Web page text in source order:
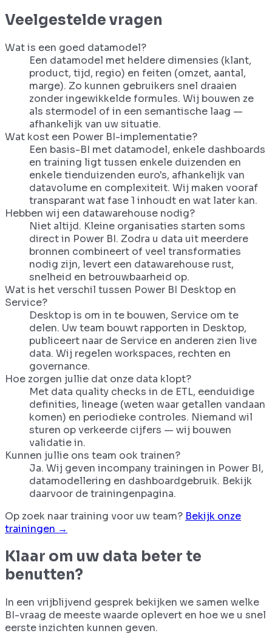
Veelgestelde vragen
Wat is een goed datamodel?
Een datamodel met heldere dimensies (klant,
product, tijd, regio) en feiten (omzet, aantal,
marge). Zo kunnen gebruikers snel draaien
zonder ingewikkelde formules. Wij bouwen ze
als stermodel of in een semantische laag —
afhankelijk van uw situatie.
Wat kost een Power BI-implementatie?
Een basis-BI met datamodel, enkele dashboards
en training ligt tussen enkele duizenden en
enkele tienduizenden euro's, afhankelijk van
datavolume en complexiteit. Wij maken vooraf
transparant wat fase 1 inhoudt en wat later kan.
Hebben wij een datawarehouse nodig?
Niet altijd. Kleine organisaties starten soms
direct in Power BI. Zodra u data uit meerdere
bronnen combineert of veel transformaties
nodig zijn, levert een datawarehouse rust,
snelheid en betrouwbaarheid op.
Wat is het verschil tussen Power BI Desktop en
Service?
Desktop is om in te bouwen, Service om te
delen. Uw team bouwt rapporten in Desktop,
publiceert naar de Service en anderen zien live
data. Wij regelen workspaces, rechten en
governance.
Hoe zorgen jullie dat onze data klopt?
Met data quality checks in de ETL, eenduidige
definities, lineage (weten waar getallen vandaan
komen) en periodieke controles. Niemand wil
sturen op verkeerde cijfers — wij bouwen
validatie in.
Kunnen jullie ons team ook trainen?
Ja. Wij geven incompany trainingen in Power BI,
datamodellering en dashboardgebruik. Bekijk
daarvoor de trainingenpagina.
Op zoek naar training voor uw team? Bekijk onze
trainingen →
Klaar om uw data beter te
benutten?
In een vrijblijvend gesprek bekijken we samen welke
BI-vraag de meeste waarde oplevert en hoe we u snel
eerste inzichten kunnen geven.